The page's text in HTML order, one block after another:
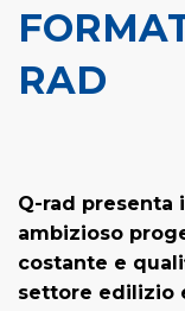
RAD
Q-rad presenta
ambizioso
costante e
settore edilizio